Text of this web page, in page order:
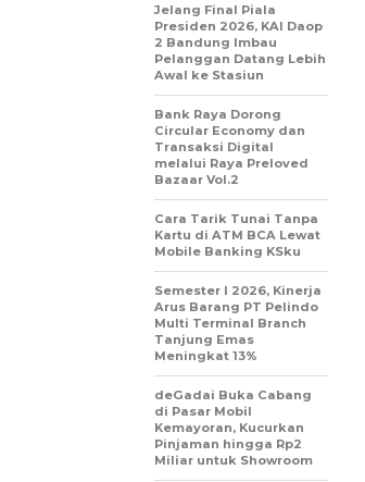
Jelang Final Piala
Presiden 2026, KAI Daop
2 Bandung Imbau
Pelanggan Datang Lebih
Awal ke Stasiun
Bank Raya Dorong
Circular Economy dan
Transaksi Digital
melalui Raya Preloved
Bazaar Vol.2
Cara Tarik Tunai Tanpa
Kartu di ATM BCA Lewat
Mobile Banking KSku
Semester I 2026, Kinerja
Arus Barang PT Pelindo
Multi Terminal Branch
Tanjung Emas
Meningkat 13%
deGadai Buka Cabang
di Pasar Mobil
Kemayoran, Kucurkan
Pinjaman hingga Rp2
Miliar untuk Showroom